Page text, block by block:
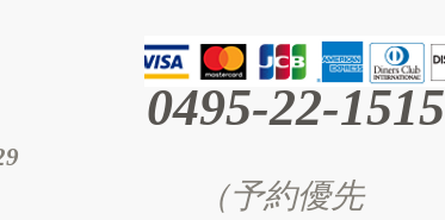
0495-22-1515
（予約優先